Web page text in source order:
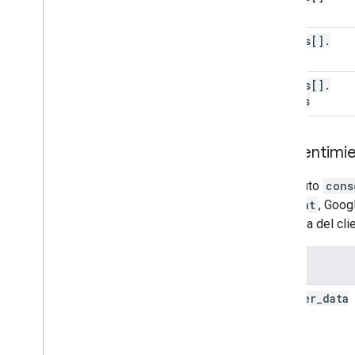
events[] .
events[] .
params
El atributo
consent ,
instancia del
user data